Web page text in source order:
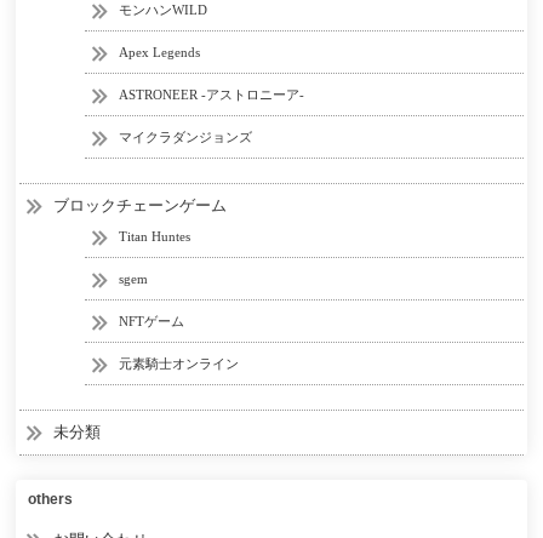
モンハンWILD
Apex Legends
ASTRONEER -アストロニーア-
マイクラダンジョンズ
ブロックチェーンゲーム
Titan Huntes
sgem
NFTゲーム
元素騎士オンライン
未分類
others